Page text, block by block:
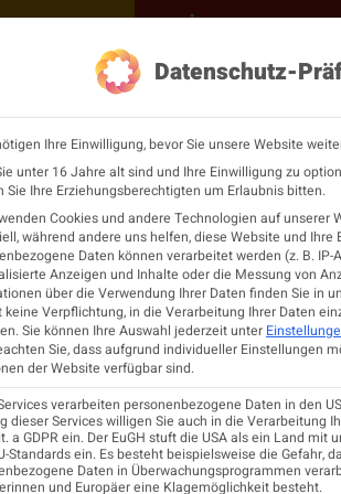
KONTAKT
des
AM
Datenschutz-
Ihre Einwilligung, bevor Sie unsere Website
unter 16 Jahre alt sind und Ihre Einwilligung zu
Sie Ihre Erziehungsberechtigten um Erlaubnis bitten.
Cookies und andere Technologien auf unserer
während andere uns helfen, diese Website und Ihre
Daten können verarbeitet werden (z. B. IP-
Anzeigen und Inhalte oder die Messung von
über die Verwendung Ihrer Daten finden Sie in
keine Verpflichtung, in die Verarbeitung Ihrer Daten
Sie können Ihre Auswahl jederzeit unter
Sie, dass aufgrund individueller Einstellungen
der Website verfügbar sind.
verarbeiten personenbezogene Daten in den
dieser Services willigen Sie auch in die Verarbeitung
a GDPR ein. Der EuGH stuft die USA als ein Land mit
Standards ein. Es besteht beispielsweise die Gefahr,
Daten in Überwachungsprogrammen
und Europäer eine Klagemöglichkeit besteht.